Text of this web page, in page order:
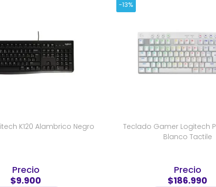
K120 Alambrico Negro
Precio
$9.900
-13%
Teclado Gamer Logitech
Blanco Tactile
Precio
$186.990